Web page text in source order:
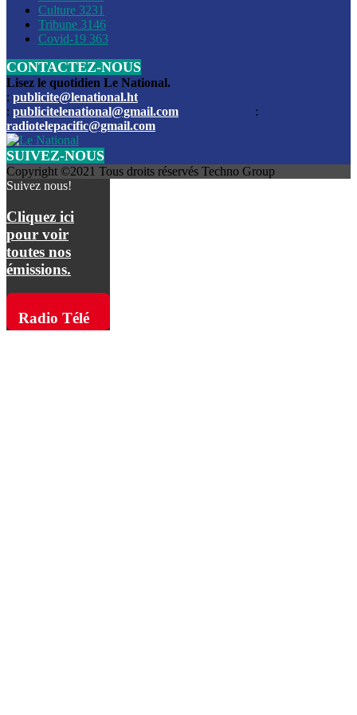
Les funérailles du journaliste Jimmy Jean tué lors de
par les bandits
Des échanges de tirs entre les forces de l’ordre et des
signalés, mercredi
L’ancien directeur general de la police nationale d’Haiti,
a été intronisé, mardi
L’ex député Prophane Victor sous les verrous de la PNH.
dimanche par la DCPJ
Culture 3231
Tribune 3146
Covid-19 363
CONTACTEZ-NOUS
Lisez le quotidien Le National.
: publicite@lenational.ht
: publicitelenational@gmail.com
:
radiotelepacific@gmail.com
SUIVEZ-NOUS
Copyright ©2021 Tous droits réservés Techno Group
Suivez nous!
Cliquez ici
pour voir
toutes nos
émissions.
Radio Télé